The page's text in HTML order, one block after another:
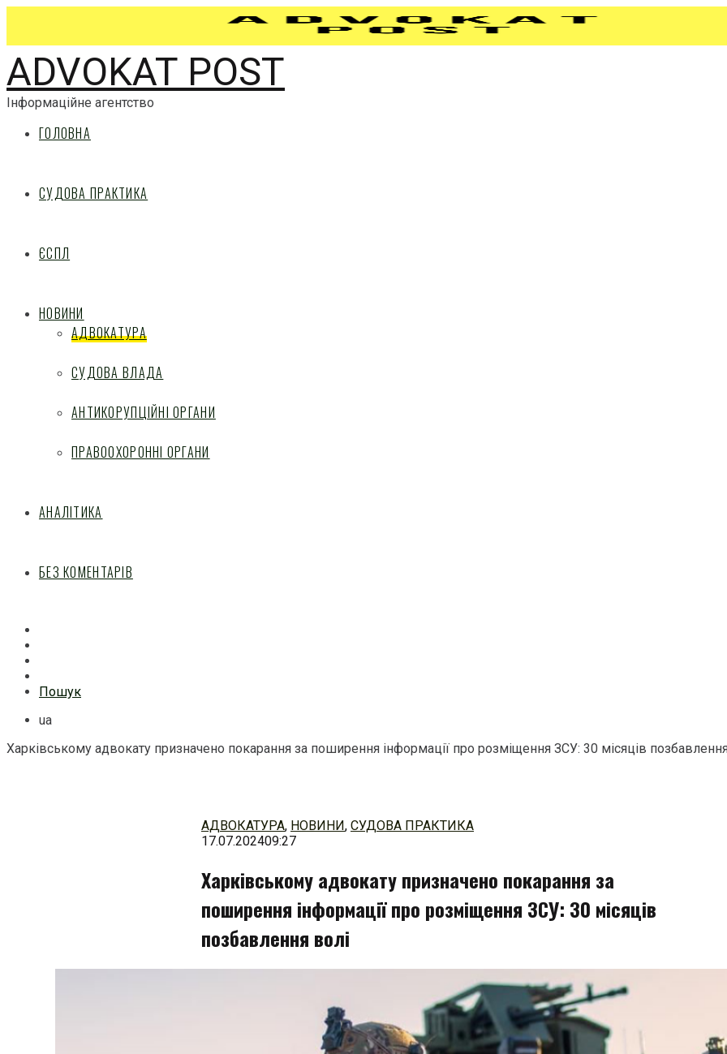
ADVOKAT POST
Інформаційне агентство
ГОЛОВНА
СУДОВА ПРАКТИКА
ЄСПЛ
НОВИНИ
АДВОКАТУРА
СУДОВА ВЛАДА
АНТИКОРУПЦІЙНІ ОРГАНИ
ПРАВООХОРОННІ ОРГАНИ
АНАЛІТИКА
БЕЗ КОМЕНТАРІВ
Пошук
ua
Харківському адвокату призначено покарання за поширення інформації про розміщення ЗСУ: 30 місяців
АДВОКАТУРА, НОВИНИ, СУДОВА ПРАКТИКА
17.07.202409:27
Харківському адвокату призначено покарання за
поширення інформації про розміщення ЗСУ: 30 місяців
позбавлення волі